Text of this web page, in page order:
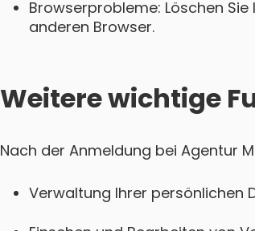
Browserprobleme: Löschen
anderen Browser.
Weitere wichtige
Nach der Anmeldung bei Agentur
Verwaltung Ihrer persönlichen